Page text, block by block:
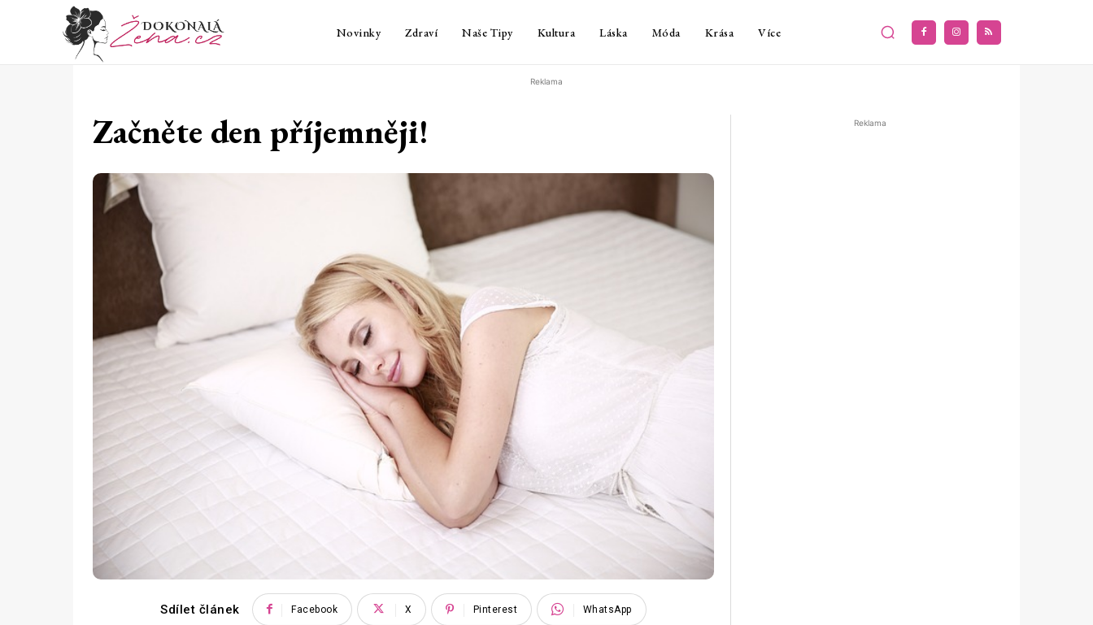
Novinky Zdraví Naše Tipy Kultura Láska Móda Krása Více
Reklama
Začněte den příjemněji!
Sdílet článek Facebook X Pinterest WhatsApp
Reklama